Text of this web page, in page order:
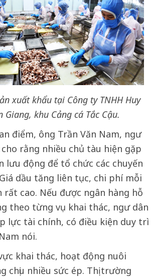
xuất khẩu tại Công ty TNHH Huy
Giang, khu Cảng cá Tắc Cậu.
điểm, ông Trần Văn Nam, ngư
rằng nhiều chủ tàu hiện gặp
lưu động để tổ chức các chuyến
dầu tăng liên tục, chi phí mỗi
rất cao. Nếu được ngân hàng hỗ
theo từng vụ khai thác, ngư dân
lực tài chính, có điều kiện duy trì
nói.
khai thác, hoạt động nuôi
chịu nhiều sức ép. Thị trường